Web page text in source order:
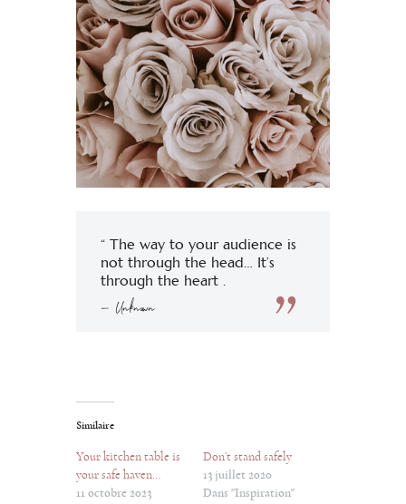
“ The way to your audience is
not through the head… It’s
through the heart .
— Unknown
Similaire
Your kitchen table is
your safe haven…
11 octobre 2023
Don’t stand safely
13 juillet 2020
Dans "Inspiration"